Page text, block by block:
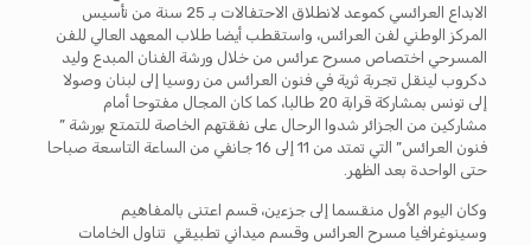
الابداع العرائسي كموعد لانطلاق الاحتفالات بـ 25 سنة من تأسيس
المركز الوطني لفن العرائس، واستقطب أيضا طلاب المعهد العالي للفن
المسرحي اختصاص مسرح عرائس من خلال ورشة الفنان المبدع وليد
دكروب لينقل تجربة ثرية في فنون العرائس من روسيا إلى لبنان وصولا
إلى تونس بمشاركة قرابة 20 طالبا، كما كان المجال مفتوحا أمام
مشاركين من الجزائر شدوا الرحال على نفقتهم الخاصة للتمتع بورشة ”
فنون العرائس” التي تمتد من 11 إلى 16 جانفي من الساعة التاسعة صباحا
حتى الواحدة بعد الظهر.
وكان اليوم الأول منقسما إلى جزءين، قسم اعتنى بالمفاهيم
وسينوغرافيا مسرح العرائس وقسم ميداني تطبيقي تناول الخامات